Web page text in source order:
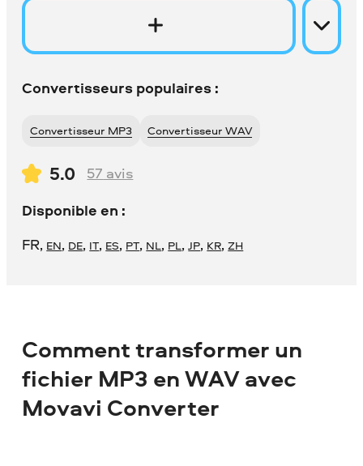
Convertisseurs populaires :
Convertisseur MP3 Convertisseur WAV
5.0 57 avis
Disponible en :
FR, EN, DE, IT, ES, PT, NL, PL,JP, KR,ZH
Comment transformer un
fichier MP3 en WAV avec
Movavi Converter